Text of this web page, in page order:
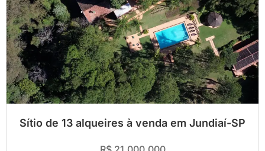
Sítio de 13 alqueires à venda em Jundiaí-SP